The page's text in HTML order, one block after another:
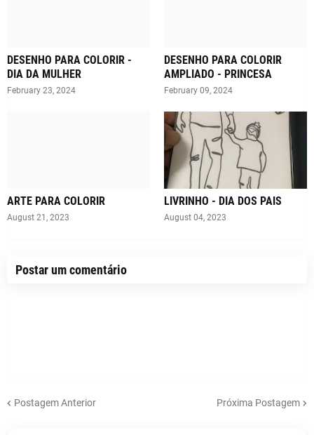
DESENHO PARA COLORIR -
DIA DA MULHER
February 23, 2024
DESENHO PARA COLORIR
AMPLIADO - PRINCESA
February 09, 2024
ARTE PARA COLORIR
August 21, 2023
LIVRINHO - DIA DOS PAIS
August 04, 2023
Postar um comentário
Postagem Anterior Próxima Postagem